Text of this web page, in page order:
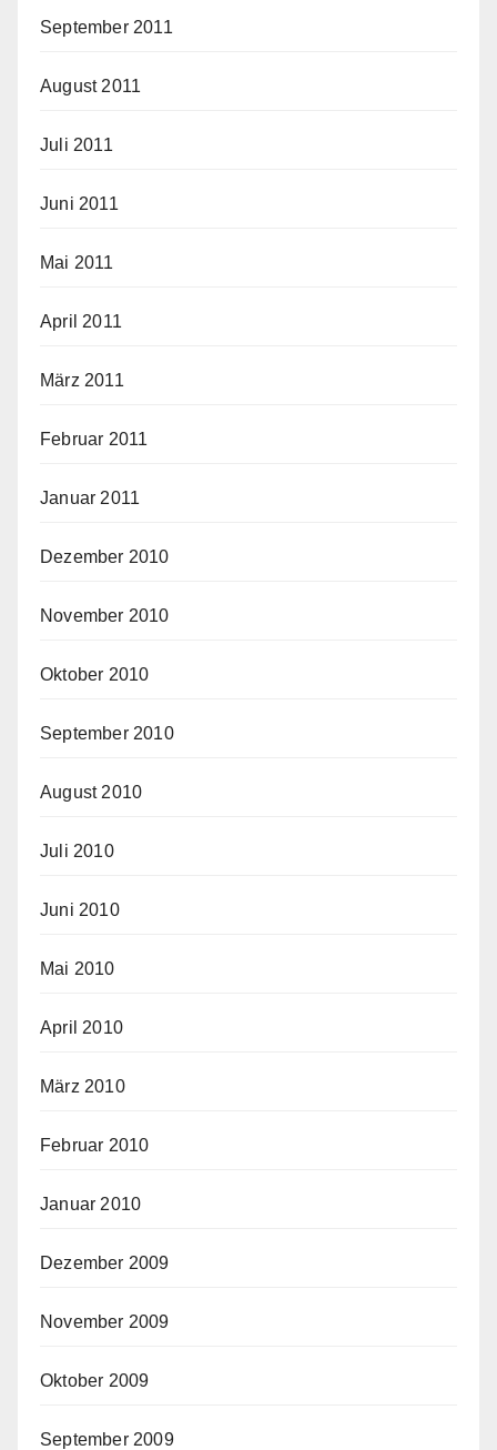
September 2011
August 2011
Juli 2011
Juni 2011
Mai 2011
April 2011
März 2011
Februar 2011
Januar 2011
Dezember 2010
November 2010
Oktober 2010
September 2010
August 2010
Juli 2010
Juni 2010
Mai 2010
April 2010
März 2010
Februar 2010
Januar 2010
Dezember 2009
November 2009
Oktober 2009
September 2009